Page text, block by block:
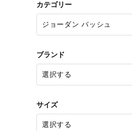
カテゴリー
ブランド
サイズ